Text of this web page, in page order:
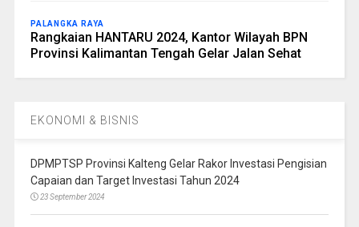
PALANGKA RAYA
Rangkaian HANTARU 2024, Kantor Wilayah BPN
Provinsi Kalimantan Tengah Gelar Jalan Sehat
EKONOMI & BISNIS
DPMPTSP Provinsi Kalteng Gelar Rakor Investasi Pengisian
Capaian dan Target Investasi Tahun 2024
23 September 2024